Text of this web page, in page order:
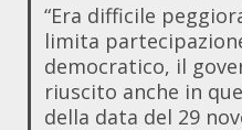
“Era difficile
limita
democratico, il
riuscito anche in
della data del 29